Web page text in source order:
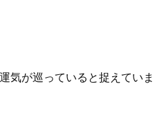
気が巡っていると捉えていま